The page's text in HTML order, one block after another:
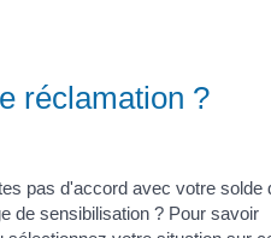
réclamation ?
pas d'accord avec votre solde
de sensibilisation ? Pour savoir